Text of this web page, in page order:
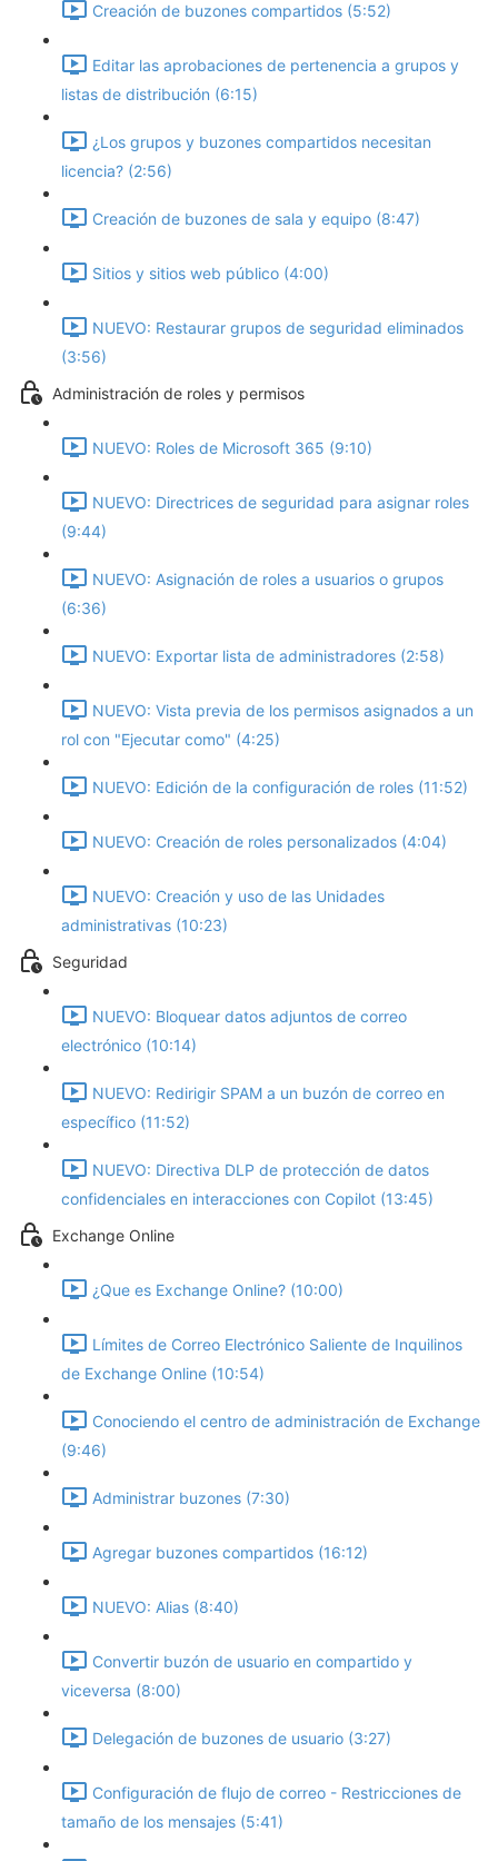
Creación de buzones compartidos (5:52)
Editar las aprobaciones de pertenencia a grupos y
listas de distribución (6:15)
¿Los grupos y buzones compartidos necesitan
licencia? (2:56)
Creación de buzones de sala y equipo (8:47)
Sitios y sitios web público (4:00)
NUEVO: Restaurar grupos de seguridad eliminados
(3:56)
Administración de roles y permisos
NUEVO: Roles de Microsoft 365 (9:10)
NUEVO: Directrices de seguridad para asignar roles
(9:44)
NUEVO: Asignación de roles a usuarios o grupos
(6:36)
NUEVO: Exportar lista de administradores (2:58)
NUEVO: Vista previa de los permisos asignados a un
rol con "Ejecutar como" (4:25)
NUEVO: Edición de la configuración de roles (11:52)
NUEVO: Creación de roles personalizados (4:04)
NUEVO: Creación y uso de las Unidades
administrativas (10:23)
Seguridad
NUEVO: Bloquear datos adjuntos de correo
electrónico (10:14)
NUEVO: Redirigir SPAM a un buzón de correo en
específico (11:52)
NUEVO: Directiva DLP de protección de datos
confidenciales en interacciones con Copilot (13:45)
Exchange Online
¿Que es Exchange Online? (10:00)
Límites de Correo Electrónico Saliente de Inquilinos
de Exchange Online (10:54)
Conociendo el centro de administración de Exchange
(9:46)
Administrar buzones (7:30)
Agregar buzones compartidos (16:12)
NUEVO: Alias (8:40)
Convertir buzón de usuario en compartido y
viceversa (8:00)
Delegación de buzones de usuario (3:27)
Configuración de flujo de correo - Restricciones de
tamaño de los mensajes (5:41)